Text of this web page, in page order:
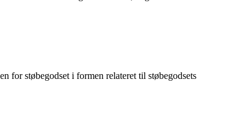
for støbegodset i formen relateret til støbegodsets